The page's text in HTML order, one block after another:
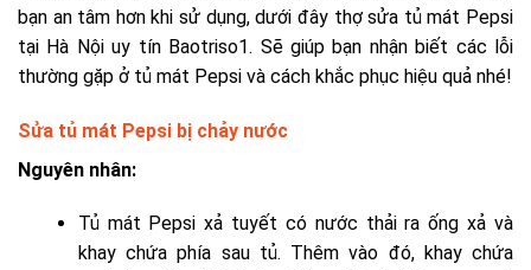
bạn an tâm hơn khi sử dụng, dưới đây thợ sửa tủ mát Pepsi
tại Hà Nội uy tín Baotriso1. Sẽ giúp bạn nhận biết các lỗi
thường gặp ở tủ mát Pepsi và cách khắc phục hiệu quả nhé!
Sửa tủ mát Pepsi bị chảy nước
Nguyên nhân:
Tủ mát Pepsi xả tuyết có nước thải ra ống xả và
khay chứa phía sau tủ. Thêm vào đó, khay chứa